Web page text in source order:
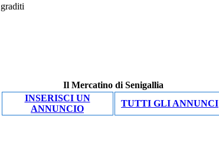
Il Mercatino di Senigallia
INSERISCI UN
ANNUNCIO
TUTTI GLI ANNUNCI